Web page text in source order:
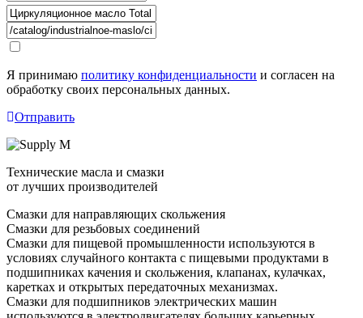
Я принимаю политику конфиденциальности и согласен на
обработку своих персональных данных.
Отправить
Технические масла и смазки
от лучших производителей
Смазки для направляющих скольжения
Смазки для резьбовых соединений
Смазки для пищевой промышленности используются в
условиях случайного контакта с пищевыми продуктами в
подшипниках качения и скольжения, клапанах, кулачках,
каретках и открытых передаточных механизмах.
Смазки для подшипников электрических машин